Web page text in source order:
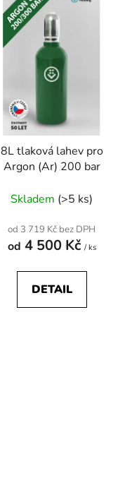
8L tlaková lahev pro
Argon (Ar) 200 bar
Skladem (>5 ks)
od 3 719 Kč bez DPH
od 4 500 Kč / ks
DETAIL